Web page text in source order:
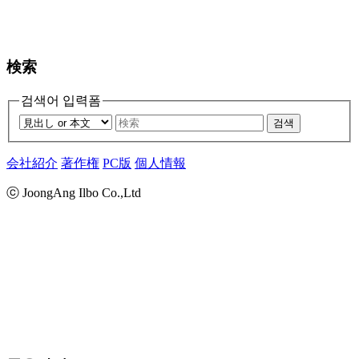
検索
검색어 입력폼
검색
会社紹介 著作権 PC版 個人情報
ⓒ JoongAng Ilbo Co.,Ltd